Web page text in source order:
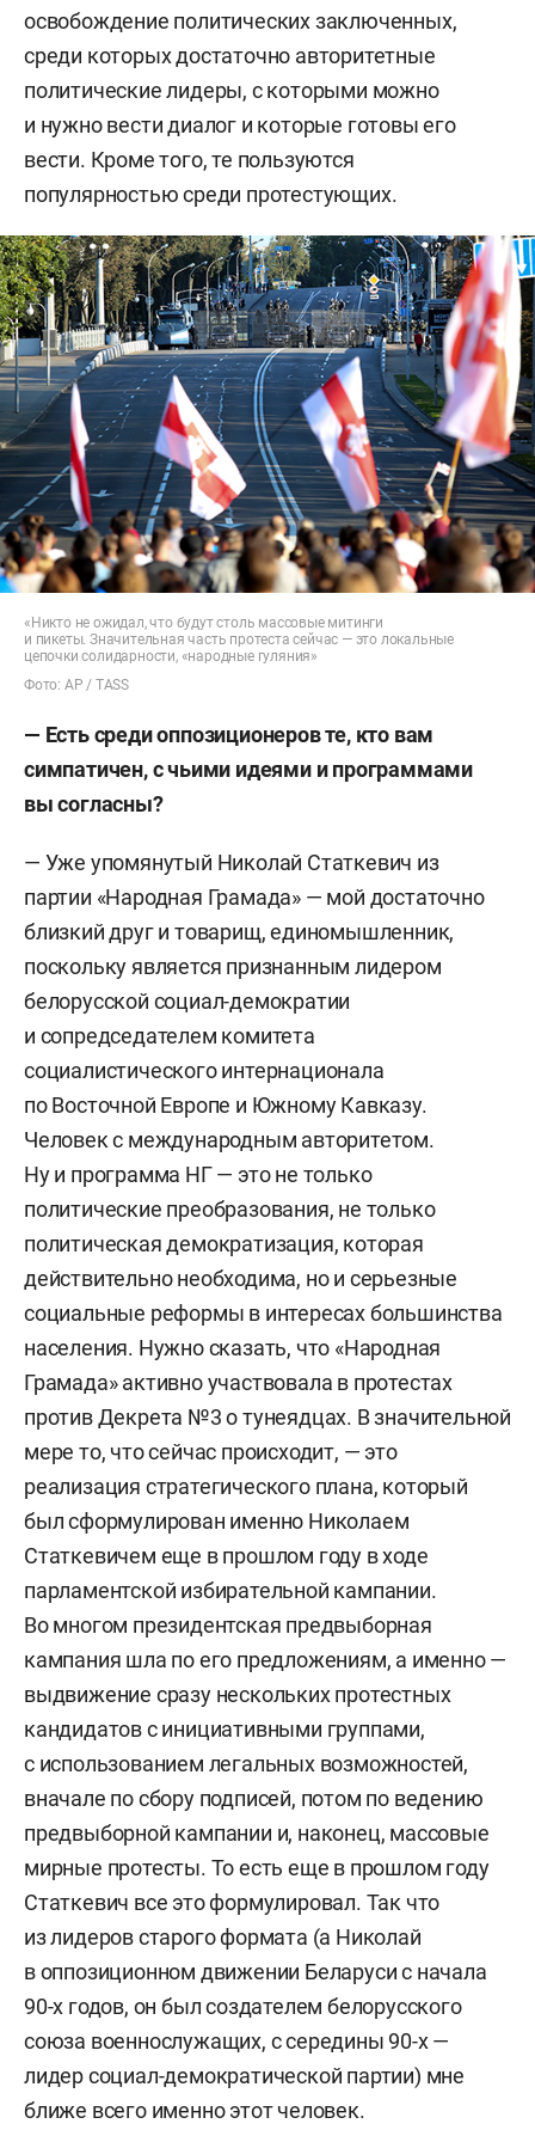
освобождение политических заключенных,
среди которых достаточно авторитетные
политические лидеры, с которыми можно
и нужно вести диалог и которые готовы его
вести. Кроме того, те пользуются
популярностью среди протестующих.
«Никто не ожидал, что будут столь массовые митинги
и пикеты. Значительная часть протеста сейчас — это локальные
цепочки солидарности, «народные гуляния»
Фото: AP / TASS
— Есть среди оппозиционеров те, кто вам
симпатичен, с чьими идеями и программами
вы согласны?
— Уже упомянутый Николай Статкевич из
партии «Народная Грамада» — мой достаточно
близкий друг и товарищ, единомышленник,
поскольку является признанным лидером
белорусской социал-демократии
и сопредседателем комитета
социалистического интернационала
по Восточной Европе и Южному Кавказу.
Человек с международным авторитетом.
Ну и программа НГ — это не только
политические преобразования, не только
политическая демократизация, которая
действительно необходима, но и серьезные
социальные реформы в интересах большинства
населения. Нужно сказать, что «Народная
Грамада» активно участвовала в протестах
против Декрета №3 о тунеядцах. В значительной
мере то, что сейчас происходит, — это
реализация стратегического плана, который
был сформулирован именно Николаем
Статкевичем еще в прошлом году в ходе
парламентской избирательной кампании.
Во многом президентская предвыборная
кампания шла по его предложениям, а именно —
выдвижение сразу нескольких протестных
кандидатов с инициативными группами,
с использованием легальных возможностей,
вначале по сбору подписей, потом по ведению
предвыборной кампании и, наконец, массовые
мирные протесты. То есть еще в прошлом году
Статкевич все это формулировал. Так что
из лидеров старого формата (а Николай
в оппозиционном движении Беларуси с начала
90-х годов, он был создателем белорусского
союза военнослужащих, с середины 90-х —
лидер социал-демократической партии) мне
ближе всего именно этот человек.